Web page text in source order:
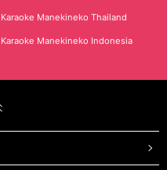
Karaoke Manekineko Thailand
Karaoke Manekineko Indonesia